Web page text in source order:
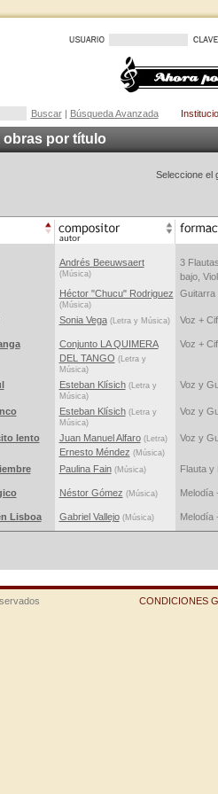
Buscar| Búsqueda Avanzada
obras por título
Seleccione el
Andrés Beeuwsaert
(Música)
3
bajo,
Héctor "Chucu" Rodriguez
(Música)
Guitarra
Sonia Vega(Letra y Música) Voz +
Conjunto LA QUIMERA
DEL TANGO (Letra y
Música)
Voz +
Esteban Klísich(Letra y
Música)
Voz y
Esteban Klísich(Letra y
Música)
Voz y
lento Juan Manuel Alfaro(Letra)
Ernesto Méndez (Música)
Voz y
Paulina Fain(Música) Flauta y
Néstor Gómez (Música) Melodía
Lisboa Gabriel Vallejo(Música) Melodía
CONDICIONES